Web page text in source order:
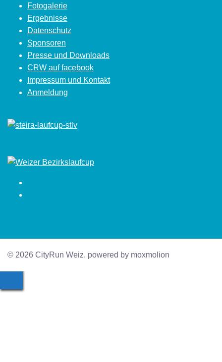
Fotogalerie
Ergebnisse
Datenschutz
Sponsoren
Presse und Downloads
CRW auf facebook
Impressum und Kontakt
Anmeldung
© 2026 CityRun Weiz. powered by moxmolion